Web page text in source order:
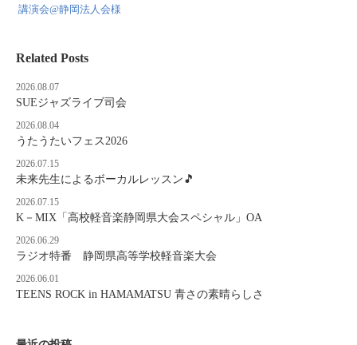
講演会@静岡法人会様
Related Posts
2026.08.07
SUEジャズライブ司会
2026.08.04
うたうたいフェス2026
2026.07.15
未来先生によるボーカルレッスン🎵
2026.07.15
K－MIX「高校軽音楽静岡県大会スペシャル」OA
2026.06.29
ラジオ特番 静岡県高等学校軽音楽大会
2026.06.01
TEENS ROCK in HAMAMATSU 青さの素晴らしさ